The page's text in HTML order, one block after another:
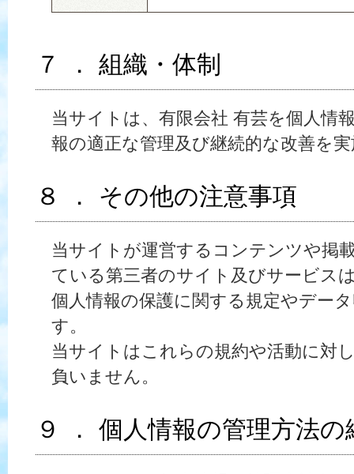
７ ． 組織・体制
当サイトは、有限会社 有芸を個人情
報の適正な管理及び継続的な改善を
８ ． その他の注意事項
当サイトが運営するコンテンツや掲
ている第三者のサイト及びサービス
個人情報の保護に関する規定やデー
す。
当サイトはこれらの規約や活動に対
負いません。
９ ． 個人情報の管理方法